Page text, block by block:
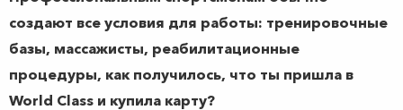
создают все условия для работы: тренировочные
базы, массажисты, реабилитационные
процедуры, как получилось, что ты пришла в
World Class и купила карту?